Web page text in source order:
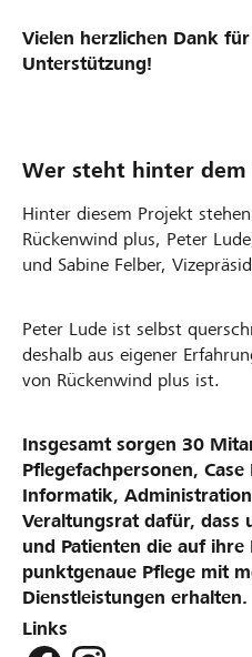
Vielen herzlichen Dank
Unterstützung!
Wer steht hinter dem
Hinter diesem Projekt
Rückenwind plus, Peter
und Sabine Felber,
Peter Lude ist selbst
deshalb aus eigener
von Rückenwind plus ist.
Insgesamt sorgen 30
Pflegefachpersonen,
Informatik,
Veraltungsrat dafür, dass
und Patienten die auf
punktgenaue Pflege mit
Dienstleistungen erhalten.
Links